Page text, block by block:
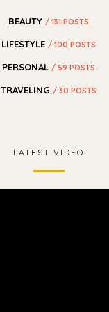
BEAUTY / 131 POSTS
LIFESTYLE / 100 POSTS
PERSONAL / 59 POSTS
TRAVELING / 30 POSTS
LATEST VIDEO